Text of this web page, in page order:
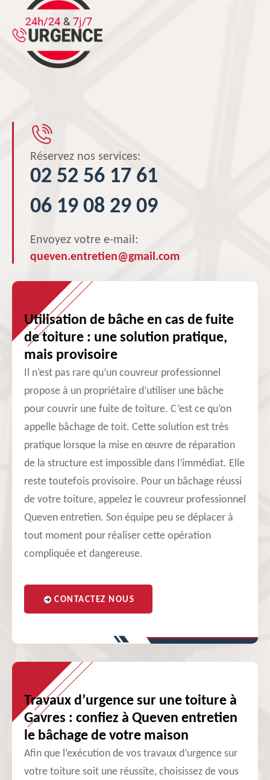
Réservez nos services:
02 52 56 17 61
06 19 08 29 09
Envoyez votre e-mail:
queven.entretien@gmail.com
Utilisation de bâche en cas de fuite
de toiture : une solution pratique,
mais provisoire
Il n’est pas rare qu’un couvreur professionnel
propose à un propriétaire d’utiliser une bâche
pour couvrir une fuite de toiture. C’est ce qu’on
appelle bâchage de toit. Cette solution est très
pratique lorsque la mise en œuvre de réparation
de la structure est impossible dans l’immédiat. Elle
reste toutefois provisoire. Pour un bâchage réussi
de votre toiture, appelez le couvreur professionnel
Queven entretien. Son équipe peu se déplacer à
tout moment pour réaliser cette opération
compliquée et dangereuse.
CONTACTEZ NOUS
Travaux d’urgence sur une toiture à
Gavres : confiez à Queven entretien
le bâchage de votre maison
Afin que l’exécution de vos travaux d’urgence sur
votre toiture soit une réussite, choisissez de vous